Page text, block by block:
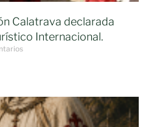
Calatrava declarada
Internacional.